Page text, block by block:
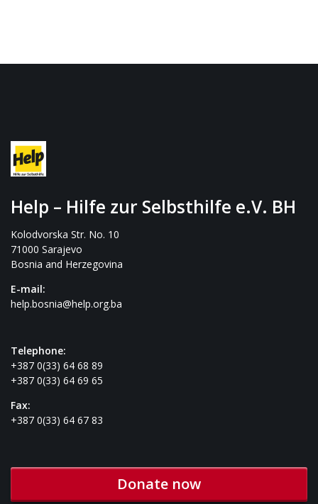
Help – Hilfe zur Selbsthilfe e.V. BH
Kolodvorska Str. No. 10
71000 Sarajevo
Bosnia and Herzegovina
E-mail:
help.bosnia@help.org.ba
Telephone:
+387 0(33) 64 68 89
+387 0(33) 64 69 65
Fax:
+387 0(33) 64 67 83
Donate now